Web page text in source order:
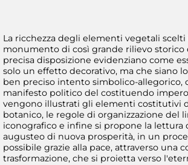
La ricchezza degli elementi vegetali
monumento di così grande rilievo storico
precisa disposizione evidenziano come
solo un effetto decorativo, ma che siano
ben preciso intento simbolico-allegorico,
manifesto politico del costituendo
vengono illustrati gli elementi costitutivi
botanico, le regole di organizzazione del
iconografico e infine si propone la lettura
augusteo di nuova prosperità, in un
possibile grazie alla pace, attraverso una
trasformazione, che si proietta verso